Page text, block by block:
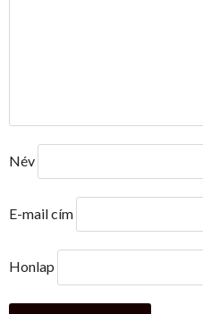
Név
E-mail cím
Honlap